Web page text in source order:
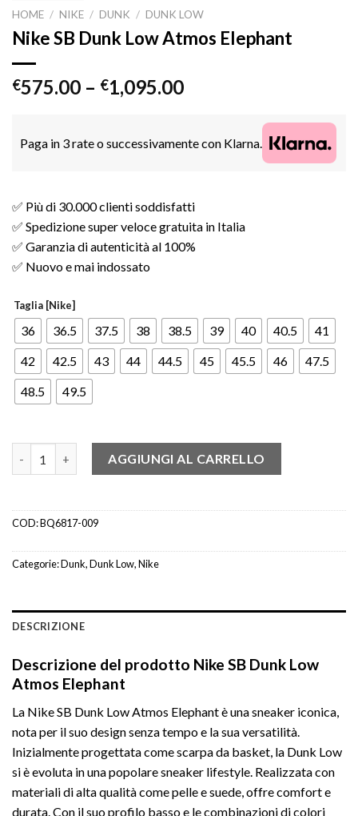
HOME / NIKE / DUNK / DUNK LOW
Nike SB Dunk Low Atmos Elephant
€575.00 – €1,095.00
Paga in 3 rate o successivamente con Klarna.
✅ Più di 30.000 clienti soddisfatti
✅ Spedizione super veloce gratuita in Italia
✅ Garanzia di autenticità al 100%
✅ Nuovo e mai indossato
Taglia [Nike]
36 36.5 37.5 38 38.5 39 40 40.5
41
42
42.5 43 44 44.5 45 45.5 46
47.5
48.5
49.5
AGGIUNGI AL CARRELLO
COD:BQ6817-009
Categorie:Dunk,Dunk Low,Nike
DESCRIZIONE
Descrizione del prodotto Nike SB Dunk Low
Atmos Elephant
La Nike SB Dunk Low Atmos Elephant è una sneaker iconica,
nota per il suo design senza tempo e la sua versatilità.
Inizialmente progettata come scarpa da basket, la Dunk Low
si è evoluta in una popolare sneaker lifestyle. Realizzata con
materiali di alta qualità come pelle e suede, offre comfort e
durata. Con il suo profilo basso e le combinazioni di colori